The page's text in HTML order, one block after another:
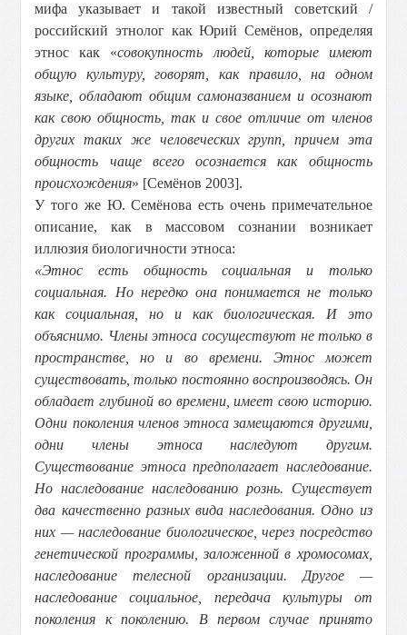
мифа указывает и такой известный советский /
российский этнолог как Юрий Семёнов, определяя
этнос как «совокупность людей, которые имеют
общую культуру, говорят, как правило, на одном
языке, обладают общим самоназванием и осознают
как свою общность, так и свое отличие от членов
других таких же человеческих групп, причем эта
общность чаще всего осознается как общность
происхождения» [Семёнов 2003].
У того же Ю. Семёнова есть очень примечательное
описание, как в массовом сознании возникает
иллюзия биологичности этноса:
«Этнос есть общность социальная и только
социальная. Но нередко она понимается не только
как социальная, но и как биологическая. И это
объяснимо. Члены этноса сосуществуют не только в
пространстве, но и во времени. Этнос может
существовать, только постоянно воспроизводясь. Он
обладает глубиной во времени, имеет свою историю.
Одни поколения членов этноса замещаются другими,
одни члены этноса наследуют другим.
Существование этноса предполагает наследование.
Но наследование наследованию рознь. Существует
два качественно разных вида наследования. Одно из
них — наследование биологическое, через посредство
генетической программы, заложенной в хромосомах,
наследование телесной организации. Другое —
наследование социальное, передача культуры от
поколения к поколению. В первом случае принято